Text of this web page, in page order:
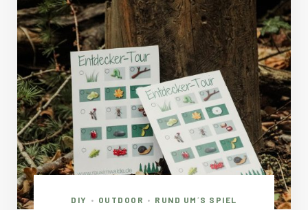
DIY • OUTDOOR • RUND UM´S SPIEL